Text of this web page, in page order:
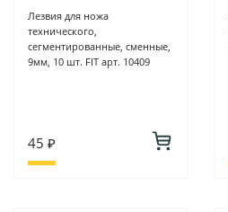
Лезвия для ножа
технического,
сегментированные, сменные,
9мм, 10 шт. FIT арт. 10409
45 ₽